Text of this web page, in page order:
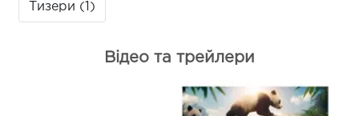
Тизери (1)
Відео та трейлери